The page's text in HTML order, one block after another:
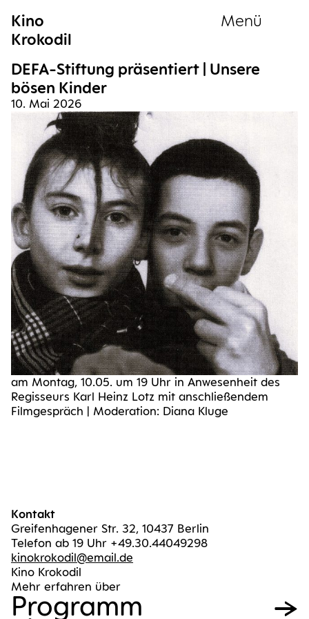
Kino
Krokodil
Menü
DEFA-Stif­tung prä­sen­tiert | Unse­re
bösen Kinder
10. Mai 2026
am Mon­tag, 10.05. um 19 Uhr in Anwe­sen­heit des
Regis­seurs Karl Heinz Lotz mit anschlie­ßen­dem
Film­ge­spräch | Mode­ra­ti­on: Dia­na Kluge
Kontakt
Greifenhagener Str. 32, 10437 Berlin
Telefon ab 19 Uhr +49.30.44049298
kinokrokodil@email.de
Kino Krokodil
Mehr erfahren über
Pro­gramm